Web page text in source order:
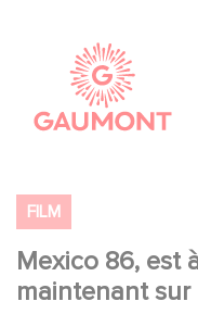
FILM
Mexico 86, est
maintenant